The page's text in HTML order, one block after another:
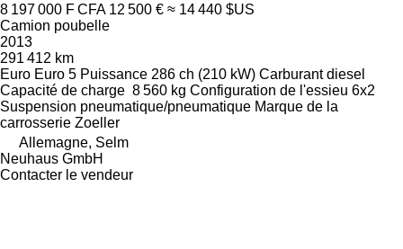
8 197 000 F CFA 12 500 € ≈ 14 440 $US
Camion poubelle
2013
291 412 km
Euro Euro 5 Puissance 286 ch (210 kW) Carburant diesel
Capacité de charge 8 560 kg Configuration de l'essieu 6x2
Suspension pneumatique/pneumatique Marque de la
carrosserie Zoeller
Allemagne, Selm
Neuhaus GmbH
Contacter le vendeur